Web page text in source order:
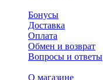
Бонусы
Доставка
Оплата
Обмен и возврат
Вопросы и ответы
О магазине